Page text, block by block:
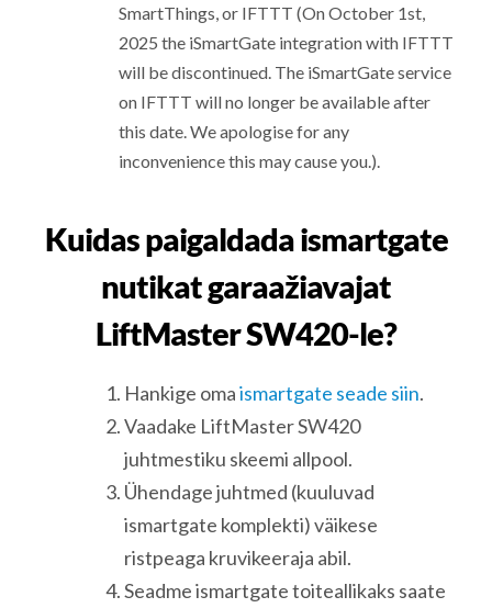
SmartThings, or IFTTT (On October 1st,
2025 the iSmartGate integration with IFTTT
will be discontinued. The iSmartGate service
on IFTTT will no longer be available after
this date. We apologise for any
inconvenience this may cause you.).
Kuidas paigaldada ismartgate
nutikat garaažiavajat
LiftMaster SW420-le?
Hankige omaismartgate seade siin.
Vaadake LiftMaster SW420
juhtmestiku skeemi allpool.
Ühendage juhtmed (kuuluvad
ismartgate komplekti) väikese
ristpeaga kruvikeeraja abil.
Seadme ismartgate toiteallikaks saate